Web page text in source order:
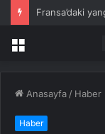
Fransa’daki
Menü
Anasayfa / Haber
Haber